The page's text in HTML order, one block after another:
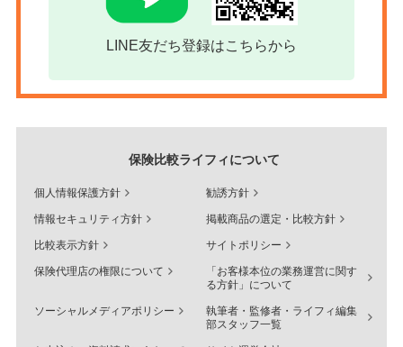
LINE友だち登録はこちらから
保険比較ライフィについて
個人情報保護方針 勧誘方針
情報セキュリティ方針 掲載商品の選定・比較方針
比較表示方針 サイトポリシー
保険代理店の権限について
「お客様本位の業務運営に関す
る方針」について
ソーシャルメディアポリシー
執筆者・監修者・ライフィ編集
部スタッフ一覧